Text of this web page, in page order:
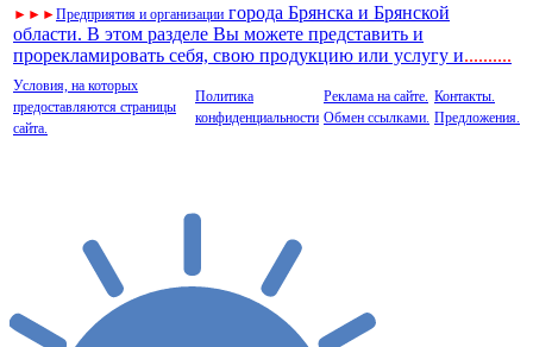
► ► ►Предприятия и организации города Брянска и Брянской
области. В этом разделе Вы можете представить и
прорекламировать себя, свою продукцию или услугу и..........
Условия, на которых
предоставляются страницы
сайта.
Политика
конфиденциальности
Реклама на сайте.
Обмен ссылками.
Контакты.
Предложения.